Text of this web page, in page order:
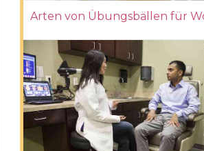
Arten von Übungsbällen für